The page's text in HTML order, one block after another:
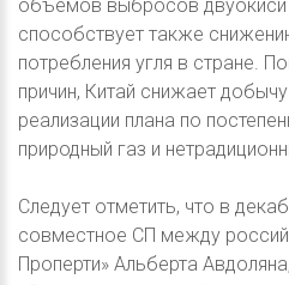
объемов выбросов двуокиси
способствует также
потребления угля в стране.
причин, Китай снижает
реализации плана по
природный газ и
Следует отметить, что в
совместное СП между
Проперти» Альберта